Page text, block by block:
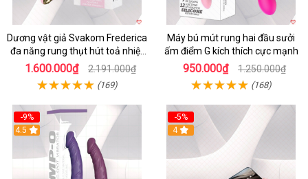
Dương vật giả Svakom Frederica
đa năng rung thụt hút toả nhiệt
siêu phê
1.600.000₫ 2.191.000₫
(169)
Máy bú mút rung hai đầu sưởi
ấm điểm G kích thích cực mạnh
950.000₫ 1.250.000₫
(168)
-9%
4.5
-5%
4